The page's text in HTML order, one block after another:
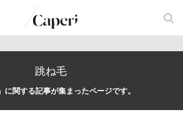
跳ね毛
に関する記事が集まったページです。